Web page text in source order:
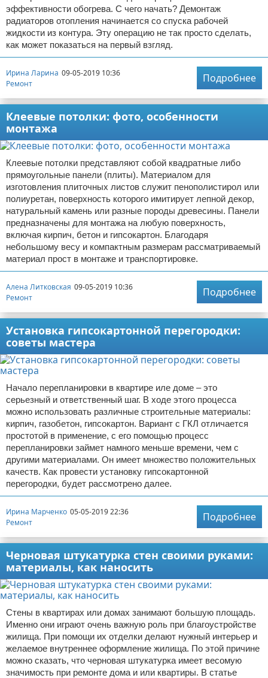
эффективности обогрева. С чего начать? Демонтаж
радиаторов отопления начинается со спуска рабочей
жидкости из контура. Эту операцию не так просто сделать,
как может показаться на первый взгляд.
Ирина Ларина 09-05-2019 10:36
Ремонт
Подробнее
Клеевые потолки: фото, особенности
монтажа
Клеевые потолки представляют собой квадратные либо
прямоугольные панели (плиты). Материалом для
изготовления плиточных листов служит пенополистирол или
полиуретан, поверхность которого имитирует лепной декор,
натуральный камень или разные породы древесины. Панели
предназначены для монтажа на любую поверхность,
включая кирпич, бетон и гипсокартон. Благодаря
небольшому весу и компактным размерам рассматриваемый
материал прост в монтаже и транспортировке.
Алена Литковская 09-05-2019 10:36
Ремонт
Подробнее
Установка гипсокартонной перегородки:
советы мастера
Начало перепланировки в квартире иле доме – это
серьезный и ответственный шаг. В ходе этого процесса
можно использовать различные строительные материалы:
кирпич, газобетон, гипсокартон. Вариант с ГКЛ отличается
простотой в применение, с его помощью процесс
перепланировки займет намного меньше времени, чем с
другими материалами. Он имеет множество положительных
качеств. Как провести установку гипсокартонной
перегородки, будет рассмотрено далее.
Ирина Марченко 05-05-2019 22:36
Ремонт
Подробнее
Черновая штукатурка стен своими руками:
материалы, как наносить
Стены в квартирах или домах занимают большую площадь.
Именно они играют очень важную роль при благоустройстве
жилища. При помощи их отделки делают нужный интерьер и
желаемое внутреннее оформление жилища. По этой причине
можно сказать, что черновая штукатурка имеет весомую
значимость при ремонте дома и или квартиры. В статье